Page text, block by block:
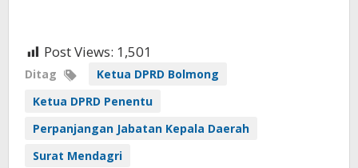
Post Views: 1,501
Ditag
Ketua DPRD Bolmong
Ketua DPRD Penentu
Perpanjangan Jabatan Kepala Daerah
Surat Mendagri